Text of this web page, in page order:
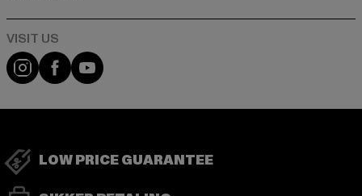
Visit our Instagram page:
Visit our Facebook page:
Visit our YouTube channel:
LOW PRICE GUARANTEE